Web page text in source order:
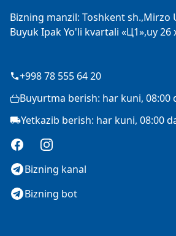
Bizning manzil: Toshkent sh.,Mirzo
Buyuk Ipak Yo'li kvartali «Ц1»,uy 26
+998 78 555 64 20
Buyurtma berish: har kuni, 08:00
Yetkazib berish: har kuni, 08:00
FacebookInstagram
Bizning kanal
Bizning bot